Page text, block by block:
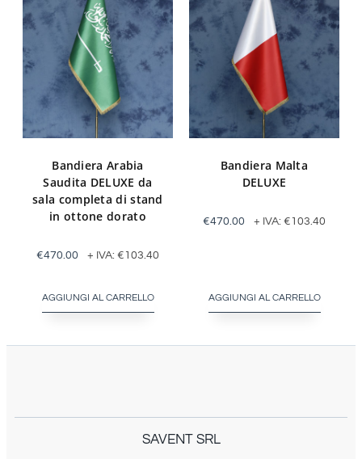
Bandiera Arabia
Saudita DELUXE da
sala completa di stand
in ottone dorato
€470.00 + IVA: € 103.40
AGGIUNGI AL CARRELLO
Bandiera Malta
DELUXE
€470.00 + IVA: € 103.40
AGGIUNGI AL CARRELLO
SAVENT SRL